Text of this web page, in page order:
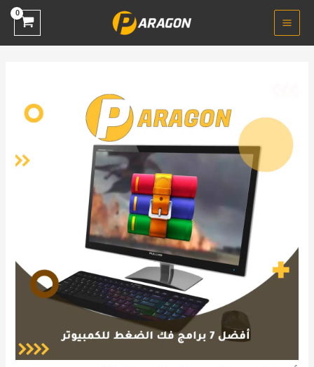
تخطي